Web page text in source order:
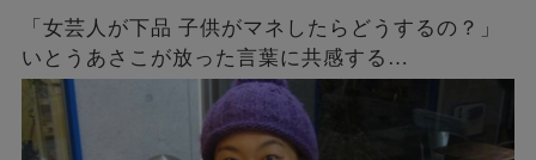
「女芸人が下品 子供がマネしたらどうするの？」
いとうあさこが放った言葉に共感する…